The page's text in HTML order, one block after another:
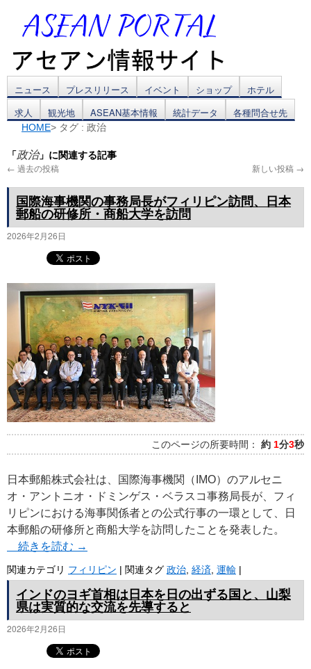
コ
ン
ン
ツ
へ
ッ
プ
ニュース プレスリリース イベント ショップ
ホテル
求人
観光地 ASEAN基本情報 統計データ 各種問合せ先
HOME> タグ : 政治
「政治」に関連する記事
← 過去の投稿 新しい投稿 →
国際海事機関の事務局長がフィリピン訪問、日本
郵船の研修所・商船大学を訪問
2026年2月26日
このページの所要時間： 約 1分3秒
日本郵船株式会社は、国際海事機関（IMO）のアルセニ
オ・アントニオ・ドミンゲス・ベラスコ事務局長が、フィ
リピンにおける海事関係者との公式行事の一環として、日
本郵船の研修所と商船大学を訪問したことを発表した。
続きを読む →
関連カテゴリ フィリピン | 関連タグ 政治, 経済, 運輸 |
インドのヨギ首相は日本を日の出ずる国と、山梨
県は実質的な交流を先導すると
2026年2月26日